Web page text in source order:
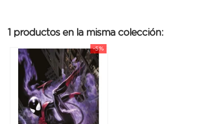
1 productos en la misma colección:
-5%